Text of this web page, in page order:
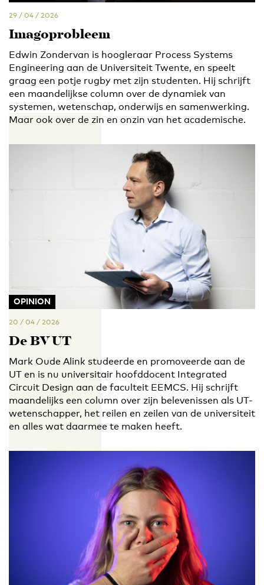
29 / 04 / 2026
Imagoprobleem
Edwin Zondervan is hoogleraar Process Systems
Engineering aan de Universiteit Twente, en speelt
graag een potje rugby met zijn studenten. Hij schrijft
een maandelijkse column over de dynamiek van
systemen, wetenschap, onderwijs en samenwerking.
Maar ook over de zin en onzin van het academische.
OPINION
20 / 04 / 2026
De BV UT
Mark Oude Alink studeerde en promoveerde aan de
UT en is nu universitair hoofddocent Integrated
Circuit Design aan de faculteit EEMCS. Hij schrijft
maandelijks een column over zijn belevenissen als UT-
wetenschapper, het reilen en zeilen van de universiteit
en alles wat daarmee te maken heeft.